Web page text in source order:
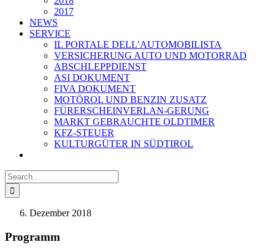
2017
NEWS
SERVICE
IL PORTALE DELL’AUTOMOBILISTA
VERSICHERUNG AUTO UND MOTORRAD
ABSCHLEPPDIENST
ASI DOKUMENT
FIVA DOKUMENT
MOTÖROL UND BENZIN ZUSATZ
FÜRERSCHEINVERLAN-GERUNG
MARKT GEBRAUCHTE OLDTIMER
KFZ-STEUER
KULTURGÜTER IN SÜDTIROL
Search
for:
Dezember 2018
Programm